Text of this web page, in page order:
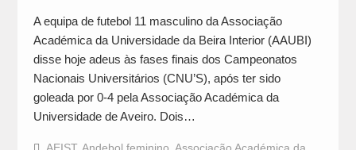
A equipa de futebol 11 masculino da Associação
Académica da Universidade da Beira Interior (AAUBI)
disse hoje adeus às fases finais dos Campeonatos
Nacionais Universitários (CNU’S), após ter sido
goleada por 0-4 pela Associação Académica da
Universidade de Aveiro. Dois…
AEIST, Andebol feminino Associação Académica da